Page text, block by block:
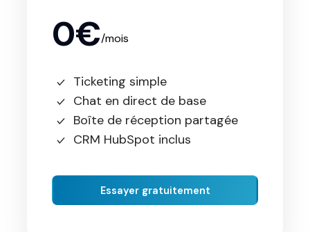
0€/mois
Ticketing simple
Chat en direct de base
Boîte de réception partagée
CRM HubSpot inclus
Essayer gratuitement